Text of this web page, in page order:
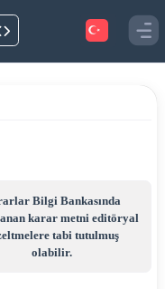
Bilgi Bankasında
karar metni editöryal
tabi tutulmuş
olabilir.